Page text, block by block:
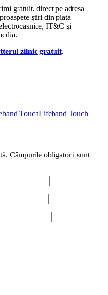
gratuit, direct pe adresa
ştiri din piaţa
IT&C şi
zilnic gratuit.
TouchLifeband Touch
Câmpurile obligatorii sunt